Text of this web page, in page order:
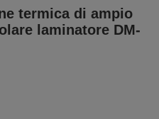
termica di ampio
laminatore DM-